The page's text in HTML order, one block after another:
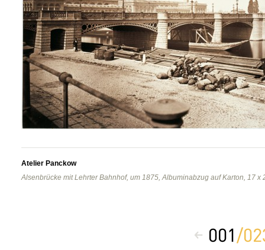
Atelier Panckow
Alsenbrücke mit Lehrter Bahnhof, um 1875, Albuminabzug auf Karton, 17 x